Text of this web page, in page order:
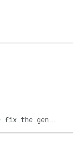
fix the gen …